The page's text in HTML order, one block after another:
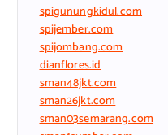
spigunungkidul.com
spijember.com
spijombang.com
dianflores.id
sman48jkt.com
sman26jkt.com
sman03semarang.com